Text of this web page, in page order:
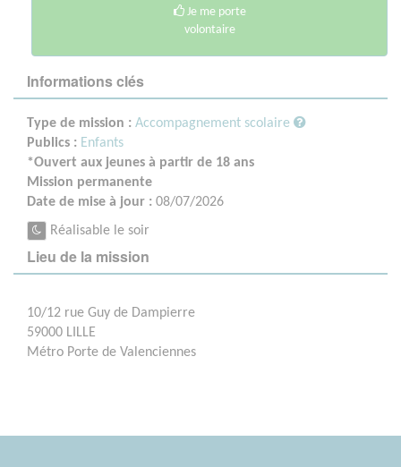
Je me porte
volontaire
Informations clés
Type de mission : Accompagnement scolaire
Publics : Enfants
*Ouvert aux jeunes à partir de 18 ans
Mission permanente
Date de mise à jour : 08/07/2026
Réalisable le soir
Lieu de la mission
10/12 rue Guy de Dampierre
59000 LILLE
Métro Porte de Valenciennes